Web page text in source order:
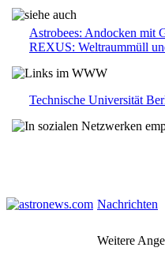
Astrobees: Andocken mit
REXUS: Weltraummüll
Technische Universität
Nachrichten
Weitere